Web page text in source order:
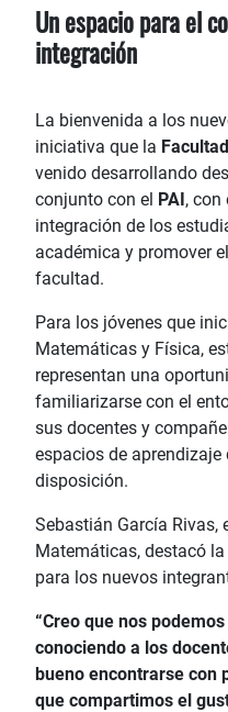
Un espacio para el
integración
La bienvenida a los
iniciativa que la
venido desarrollando
conjunto con el PAI, con
integración de los
académica y promover
facultad.
Para los jóvenes que
Matemáticas y Física,
representan una
familiarizarse con el
sus docentes y
espacios de aprendizaje
disposición.
Sebastián García Rivas,
Matemáticas, destacó
para los nuevos
“Creo que nos
conociendo a los
bueno encontrarse con
que compartimos el